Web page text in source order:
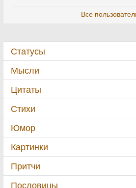
Все
Статусы
Мысли
Цитаты
Стихи
Юмор
Картинки
Притчи
Пословицы